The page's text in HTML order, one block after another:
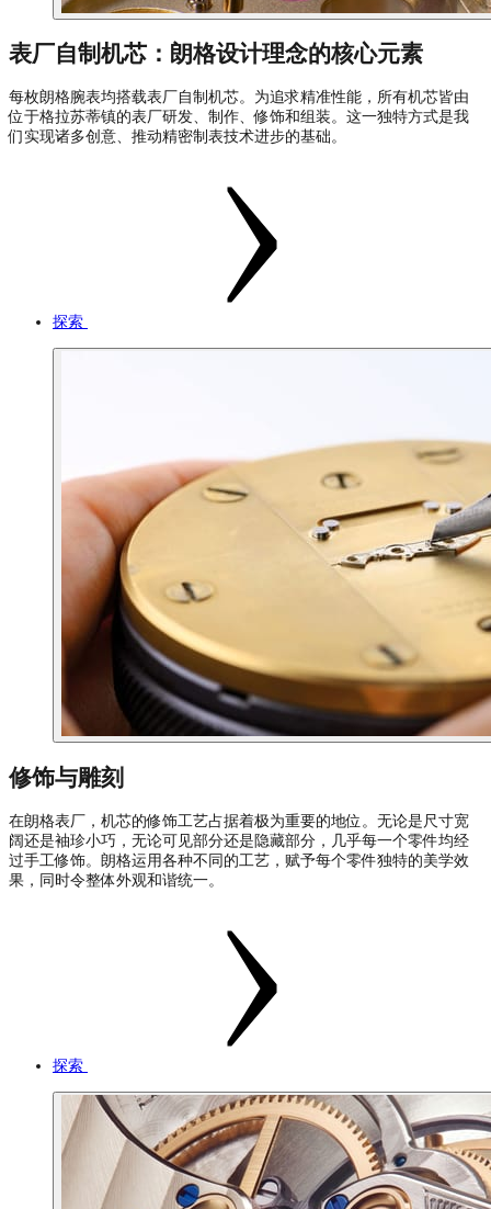
表厂自制机芯：朗格设计理念的核心元素
每枚朗格腕表均搭载表厂自制机芯。为追求精准性能，所有机芯皆由
位于格拉苏蒂镇的表厂研发、制作、修饰和组装。这一独特方式是我
们实现诸多创意、推动精密制表技术进步的基础。
探索
修饰与雕刻
在朗格表厂，机芯的修饰工艺占据着极为重要的地位。无论是尺寸宽
阔还是袖珍小巧，无论可见部分还是隐藏部分，几乎每一个零件均经
过手工修饰。朗格运用各种不同的工艺，赋予每个零件独特的美学效
果，同时令整体外观和谐统一。
探索